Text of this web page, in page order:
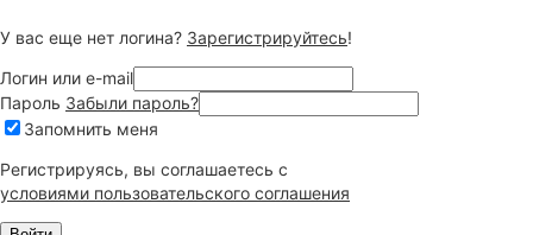
У вас еще нет логина? Зарегистрируйтесь!
Логин или e-mail
Пароль Забыли пароль?
Запомнить меня
Регистрируясь, вы соглашаетесь c
условиями пользовательского соглашения